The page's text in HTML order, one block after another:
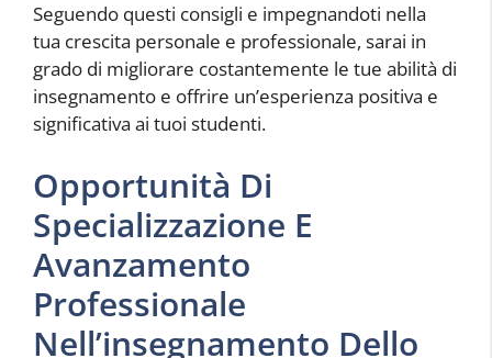
Seguendo questi consigli e impegnandoti nella
tua crescita personale e professionale, sarai in
grado di migliorare costantemente le tue abilità di
insegnamento e offrire un’esperienza positiva e
significativa ai tuoi studenti.
Opportunità Di
Specializzazione E
Avanzamento
Professionale
Nell’insegnamento Dello